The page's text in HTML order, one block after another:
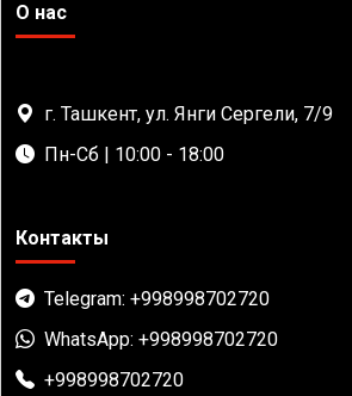
О нас
г. Ташкент, ул. Янги Сергели, 7/9
Пн-Сб | 10:00 - 18:00
Контакты
Telegram: +998998702720
WhatsApp: +998998702720
+998998702720